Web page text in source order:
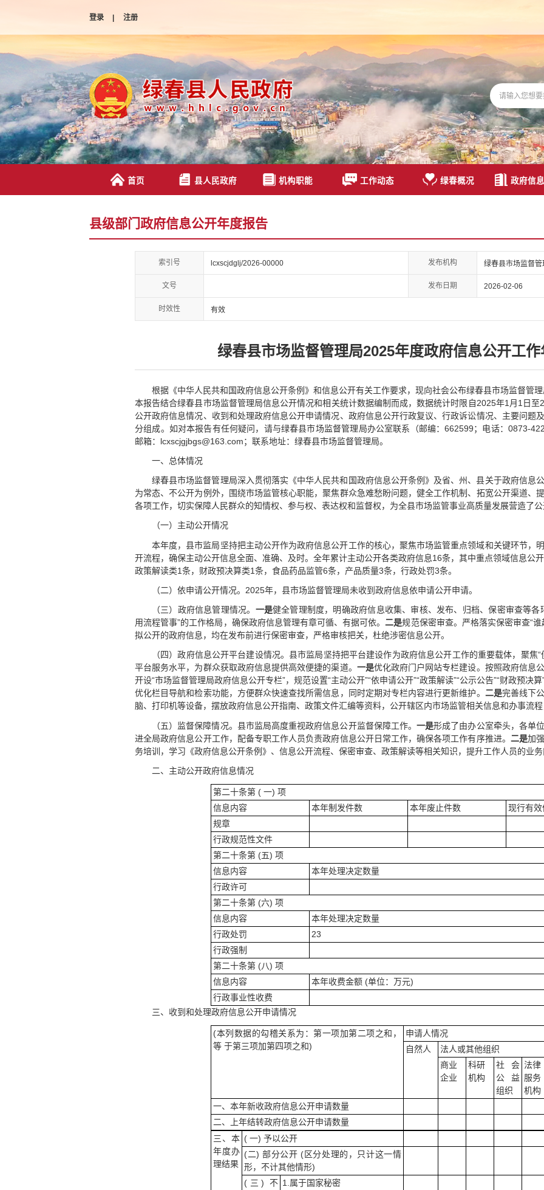
登录 | 注册
首页 县人民政府 机构职能 工作动态 绿春概况 政府信
县级部门政府信息公开年度报告
索引号 lcxscjdglj/2026-00000 发布机构 绿春县市场监督管
文号 发布日期 2026-02-06
时效性 有效
绿春县市场监督管理局2025年度政府信息公开工
根据《中华人民共和国政府信息公开条例》和信息公开有关工作要求，现向社会公布绿春县市场监督管
本报告结合绿春县市场监督管理局信息公开情况和相关统计数据编制而成，数据统计时限自2025年1月1日
公开政府信息情况、收到和处理政府信息公开申请情况、政府信息公开行政复议、行政诉讼情况、主要问题
分组成。如对本报告有任何疑问，请与绿春县市场监督管理局办公室联系（邮编：662599；电话：0873-
邮箱：lcxscjgjbgs@163.com；联系地址：绿春县市场监督管理局。
一、总体情况
绿春县市场监督管理局深入贯彻落实《中华人民共和国政府信息公开条例》及省、州、县关于政府信息
为常态、不公开为例外，围绕市场监管核心职能，聚焦群众急难愁盼问题，健全工作机制、拓宽公开渠道、
各项工作，切实保障人民群众的知情权、参与权、表达权和监督权，为全县市场监管事业高质量发展营造了公
（一）主动公开情况
本年度，县市监局坚持把主动公开作为政府信息公开工作的核心，聚焦市场监管重点领域和关键环节，
开流程，确保主动公开信息全面、准确、及时。全年累计主动公开各类政府信息16条，其中重点领域信息公
政策解读类1条，财政预决算类1条，食品药品监管6条，产品质量3条，行政处罚3条。
（二）依申请公开情况。2025年，县市场监督管理局未收到政府信息依申请公开申请。
（三）政府信息管理情况。 一是健全管理制度，明确政府信息收集、审核、发布、归档、保密审查等各
用流程管事”的工作格局，确保政府信息管理有章可循、有据可依。二是规范保密审查。严格落实保密审查“
拟公开的政府信息，均在发布前进行保密审查，严格审核把关，杜绝涉密信息公开。
（四）政府信息公开平台建设情况。县市监局坚持把平台建设作为政府信息公开工作的重要载体，聚焦
平台服务水平，为群众获取政府信息提供高效便捷的渠道。 一是优化政府门户网站专栏建设。按照政府信息
开设“市场监督管理局政府信息公开专栏”，规范设置“主动公开”“依申请公开”“政策解读”“公示公告”“财政预决
优化栏目导航和检索功能，方便群众快速查找所需信息，同时定期对专栏内容进行更新维护。 二是完善线下
脑、打印机等设备，摆放政府信息公开指南、政策文件汇编等资料，公开辖区内市场监管相关信息和办事流程
（五）监督保障情况。县市监局高度重视政府信息公开监督保障工作。一是形成了由办公室牵头，各单
进全局政府信息公开工作，配备专职工作人员负责政府信息公开日常工作，确保各项工作有序推进。 二是加
务培训，学习《政府信息公开条例》、信息公开流程、保密审查、政策解读等相关知识，提升工作人员的业务
二、主动公开政府信息情况
第二十条第 ( 一) 项
信息内容
本年制发件数 本年废止件数
现行有效
规章
行政规范性文件
第二十条第 (五) 项
信息内容
本年处理决定数量
行政许可
第二十条第 (六) 项
信息内容
本年处理决定数量
行政处罚
23
行政强制
第二十条第 (八) 项
信息内容
本年收费金额 (单位：万元)
行政事业性收费
三、收到和处理政府信息公开申请情况
(本列数据的勾稽关系为：第一项加第二项之和，
等 于第三项加第四项之和)
申请人情况
自然人
法人或其他组织
商业
企业
科研
机构
社会
公益
组织
法律
服务
机构
一、本年新收政府信息公开申请数量
二、上年结转政府信息公开申请数量
三、本
年度办
理结果
( 一) 予以公开
(二) 部分公开 (区分处理的，只计这一情
形，不计其他情形)
(三) 不 1.属于国家秘密